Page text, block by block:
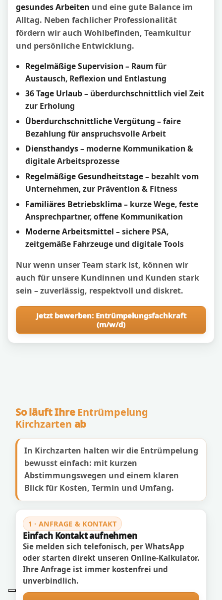
gesundes Arbeiten und eine gute Balance im
Alltag. Neben fachlicher Professionalität
fördern wir auch Wohlbefinden, Teamkultur
und persönliche Entwicklung.
Regelmäßige Supervision– Raum für
Austausch, Reflexion und Entlastung
36 Tage Urlaub– überdurchschnittlich viel Zeit
zur Erholung
Überdurchschnittliche Vergütung – faire
Bezahlung für anspruchsvolle Arbeit
Diensthandys– moderne Kommunikation &
digitale Arbeitsprozesse
Regelmäßige Gesundheitstage– bezahlt vom
Unternehmen, zur Prävention & Fitness
Familiäres Betriebsklima– kurze Wege, feste
Ansprechpartner, offene Kommunikation
Moderne Arbeitsmittel – sichere PSA,
zeitgemäße Fahrzeuge und digitale Tools
Nur wenn unser Team stark ist, können wir
auch für unsere Kundinnen und Kunden stark
sein – zuverlässig, respektvoll und diskret.
Jetzt bewerben: Entrümpelungsfachkraft
(m/w/d)
So läuft IhreEntrümpelung
Kirchzarten ab
In Kirchzarten halten wir die Entrümpelung
bewusst einfach: mit kurzen
Abstimmungswegen und einem klaren
Blick für Kosten, Termin und Umfang.
1 · ANFRAGE & KONTAKT
Einfach Kontakt aufnehmen
Sie melden sich telefonisch, per WhatsApp
oder starten direkt unseren Online-Kalkulator.
Ihre Anfrage ist immer kostenfrei und
unverbindlich.